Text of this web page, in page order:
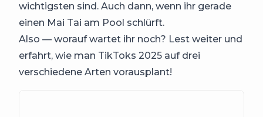
wichtigsten sind. Auch dann, wenn ihr gerade
einen Mai Tai am Pool schlürft.
Also — worauf wartet ihr noch? Lest weiter und
erfahrt, wie man TikToks 2025 auf drei
verschiedene Arten vorausplant!